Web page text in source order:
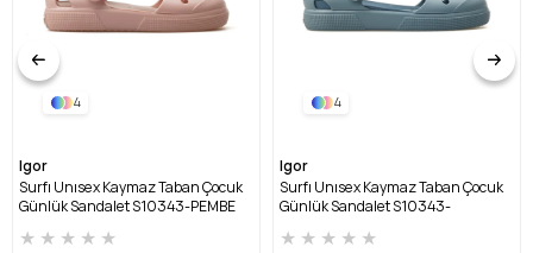
4
Igor
Surfı Unısex Kaymaz Taban Çocuk
Günlük Sandalet S10343-PEMBE
★ ★ ★ ★ ★
4
Igor
Surfı Unısex Kaymaz Taban Çocuk
Günlük Sandalet S10343-
★ ★ ★ ★ ★